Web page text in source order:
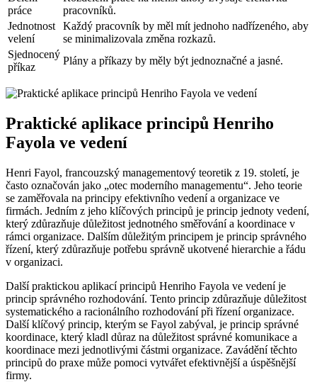
práce
pracovníků.
Jednotnost
velení
Každý pracovník by měl mít jednoho nadřízeného, aby
se minimalizovala změna rozkazů.
Sjednocený
příkaz
Plány a příkazy by měly být jednoznačné a jasné.
Praktické aplikace principů Henriho
Fayola ve vedení
Henri Fayol, francouzský managementový teoretik z 19. století, je
často označován jako „otec moderního managementu“. Jeho teorie
se zaměřovala na principy efektivního vedení a organizace ve
firmách. Jedním z jeho klíčových principů je princip jednoty vedení,
který zdůrazňuje důležitost jednotného směřování a koordinace v
rámci organizace. Dalším důležitým principem je princip správného
řízení, který zdůrazňuje potřebu správně ukotvené hierarchie a řádu
v organizaci.
Další praktickou aplikací principů Henriho Fayola ve vedení je
princip správného rozhodování. Tento princip zdůrazňuje důležitost
systematického a racionálního rozhodování při řízení organizace.
Další klíčový princip, kterým se Fayol zabýval, je princip správné
koordinace, který kladl důraz na důležitost správné komunikace a
koordinace mezi jednotlivými částmi organizace. Zavádění těchto
principů do praxe může pomoci vytvářet efektivnější a úspěšnější
firmy.